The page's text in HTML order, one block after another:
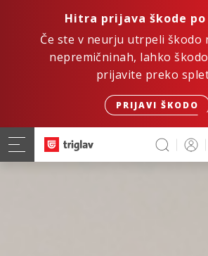
Hitra prijava škode
Če ste v neurju utrpeli škodo
nepremičninah, lahko
prijavite preko
PRIJAVI ŠKODO